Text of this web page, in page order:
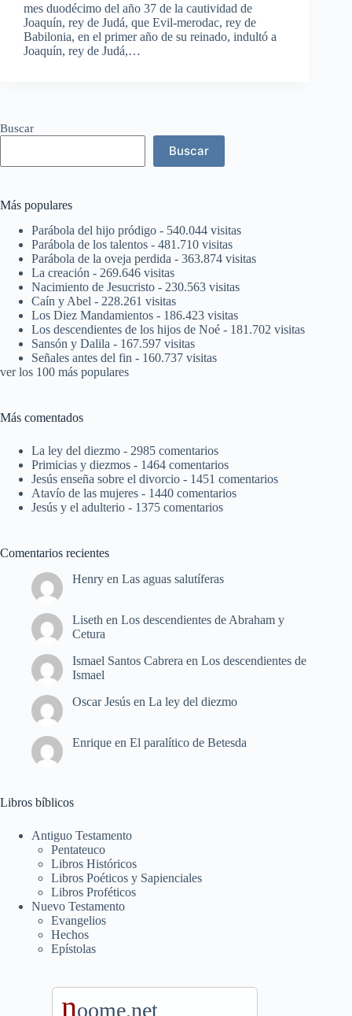
mes duodécimo del año 37 de la cautividad de
Joaquín, rey de Judá, que Evil-merodac, rey de
Babilonia, en el primer año de su reinado, indultó a
Joaquín, rey de Judá,…
Buscar
Buscar
Más populares
Parábola del hijo pródigo - 540.044 visitas
Parábola de los talentos - 481.710 visitas
Parábola de la oveja perdida - 363.874 visitas
La creación - 269.646 visitas
Nacimiento de Jesucristo - 230.563 visitas
Caín y Abel - 228.261 visitas
Los Diez Mandamientos - 186.423 visitas
Los descendientes de los hijos de Noé - 181.702 visitas
Sansón y Dalila - 167.597 visitas
Señales antes del fin - 160.737 visitas
ver los 100 más populares
Más comentados
La ley del diezmo - 2985 comentarios
Primicias y diezmos - 1464 comentarios
Jesús enseña sobre el divorcio - 1451 comentarios
Atavío de las mujeres - 1440 comentarios
Jesús y el adulterio - 1375 comentarios
Comentarios recientes
Henry en Las aguas salutíferas
Liseth en Los descendientes de Abraham y
Cetura
Ismael Santos Cabrera en Los descendientes de
Ismael
Oscar Jesús en La ley del diezmo
Enrique en El paralítico de Betesda
Libros bíblicos
Antiguo Testamento
Pentateuco
Libros Históricos
Libros Poéticos y Sapienciales
Libros Proféticos
Nuevo Testamento
Evangelios
Hechos
Epístolas
noome.net